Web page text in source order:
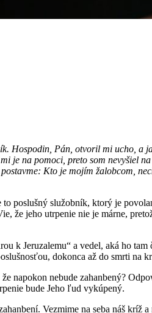
Hospodin, Pán, otvoril mi ucho, a
je na pomoci, preto som nevyšiel na
Kto je mojím žalobcom,
poslušný služobník, ktorý je
že jeho utrpenie nie je márne,
k Jeruzalemu“ a vedel, aká ho
dokonca až do smrti na
napokon nebude zahanbený?
bude Jeho ľud vykúpený.
Vezmime na seba náš kríž